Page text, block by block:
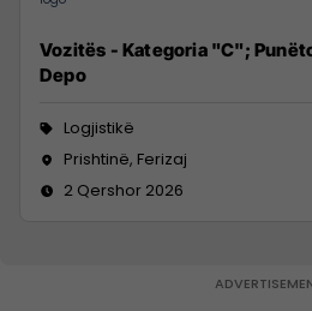
Vozitës - Kategoria "C";
Depo
Logjistikë
Prishtinë, Ferizaj
2 Qershor 2026